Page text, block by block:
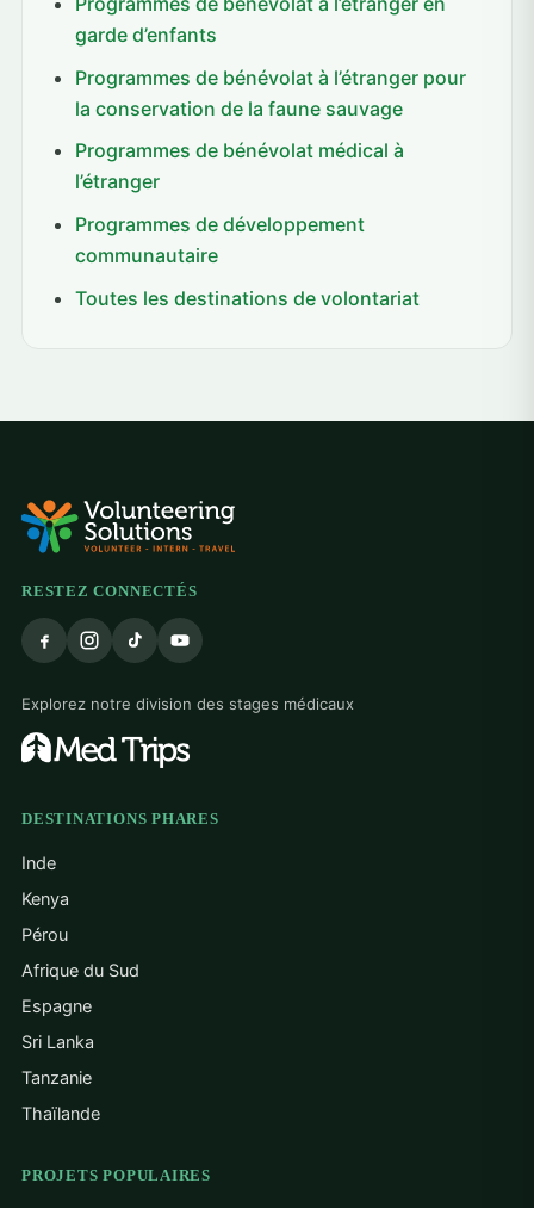
garde d’enfants
Programmes de bénévolat à l’étranger pour
la conservation de la faune sauvage
Programmes de bénévolat médical à
l’étranger
Programmes de développement
communautaire
Toutes les destinations de volontariat
RESTEZ CONNECTÉS
Explorez notre division des stages médicaux
DESTINATIONS PHARES
Inde
Kenya
Pérou
Afrique du Sud
Espagne
Sri Lanka
Tanzanie
Thaïlande
PROJETS POPULAIRES